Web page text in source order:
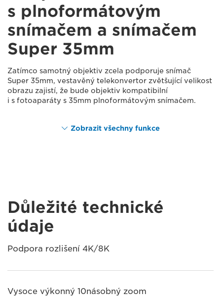
s plnoformátovým
snímačem a snímačem
Super 35mm
Zatímco samotný objektiv zcela podporuje snímač
Super 35mm, vestavěný telekonvertor zvětšující velikost
obrazu zajistí, že bude objektiv kompatibilní
i s fotoaparáty s 35mm plnoformátovým snímačem.
Zobrazit všechny funkce
Důležité technické
údaje
Podpora rozlišení 4K/8K
Vysoce výkonný 10násobný zoom